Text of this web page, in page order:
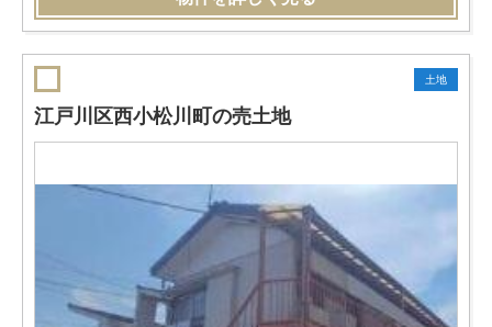
土地
江戸川区西小松川町の売土地